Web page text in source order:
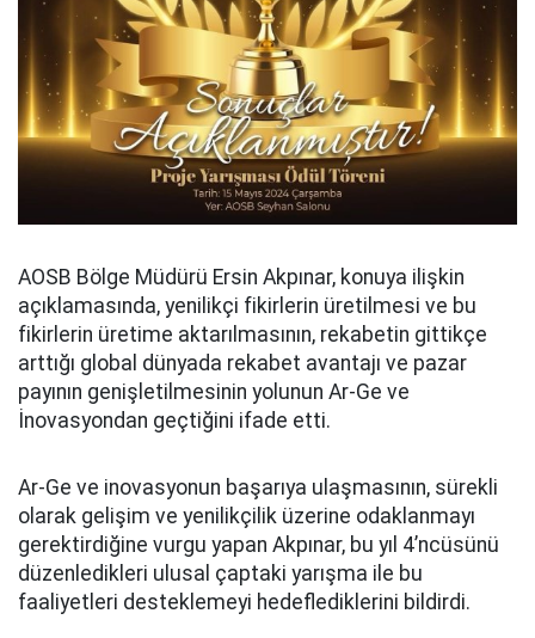
AOSB Bölge Müdürü Ersin Akpınar, konuya ilişkin
açıklamasında, yenilikçi fikirlerin üretilmesi ve bu
fikirlerin üretime aktarılmasının, rekabetin gittikçe
arttığı global dünyada rekabet avantajı ve pazar
payının genişletilmesinin yolunun Ar-Ge ve
İnovasyondan geçtiğini ifade etti.
Ar-Ge ve inovasyonun başarıya ulaşmasının, sürekli
olarak gelişim ve yenilikçilik üzerine odaklanmayı
gerektirdiğine vurgu yapan Akpınar, bu yıl 4’ncüsünü
düzenledikleri ulusal çaptaki yarışma ile bu
faaliyetleri desteklemeyi hedeflediklerini bildirdi.